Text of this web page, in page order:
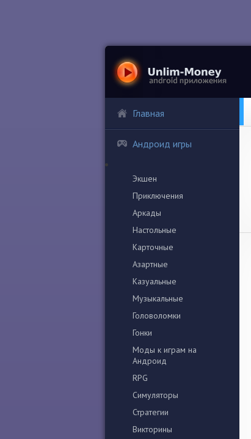
Главная
Андроид игры
Экшен
Приключения
Аркады
Настольные
Карточные
Азартные
Казуальные
Музыкальные
Головоломки
Гонки
Моды к играм на
Андроид
RPG
Симуляторы
Стратегии
Викторины